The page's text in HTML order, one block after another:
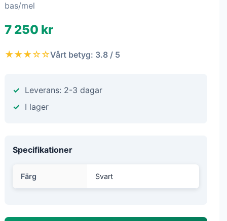
bas/mel
7 250 kr
★★★☆☆Vårt betyg: 3.8 / 5
Leverans: 2-3 dagar
I lager
Specifikationer
Färg Svart